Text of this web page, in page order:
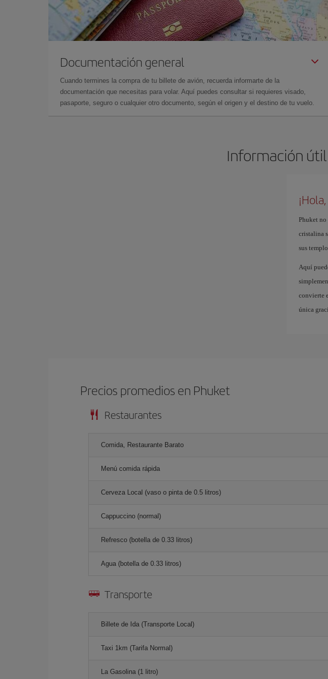
Documentación general
Cuando termines la compra de tu billete de avión, recuerda informarte de la
documentación que necesitas para volar. Aquí puedes consultar si requieres visado,
pasaporte, seguro o cualquier otro documento, según el origen y el destino de tu vuelo.
Información
Phuket no
cristalina
sus
Aquí
convierte
única
Precios promedios en Phuket
Restaurantes
Comida, Restaurante Barato
Menú comida rápida
Cerveza Local (vaso o pinta de 0.5 litros)
Cappuccino (normal)
Refresco (botella de 0.33 litros)
Agua (botella de 0.33 litros)
Transporte
Billete de Ida (Transporte Local)
Taxi 1km (Tarifa Normal)
La Gasolina (1 litro)